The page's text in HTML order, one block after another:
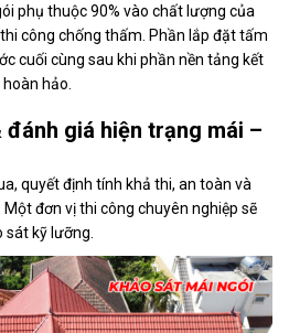
phụ thuộc 90% vào chất lượng của
công chống thấm. Phần lắp đặt tấm
cuối cùng sau khi phần nền tảng kết
hảo.
đánh giá hiện trạng mái –
quyết định tính khả thi, an toàn và
đơn vị thi công chuyên nghiệp sẽ
kỹ lưỡng.